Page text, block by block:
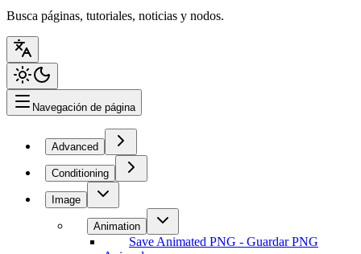
Busca páginas, tutoriales, noticias y nodos.
Navegación de página
Advanced
Conditioning
Image
Animation
Save Animated PNG - Guardar PNG